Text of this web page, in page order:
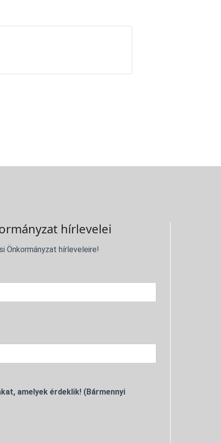
hírlevelei
Önkormányzat hírleveleire!
amelyek érdeklik! (Bármennyi